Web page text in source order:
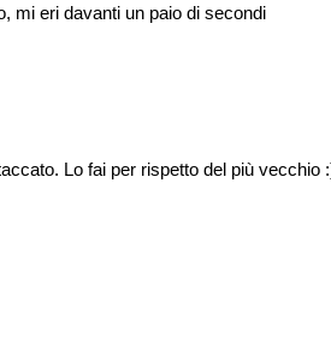
mi eri davanti un paio di secondi
Lo fai per rispetto del più vecchio